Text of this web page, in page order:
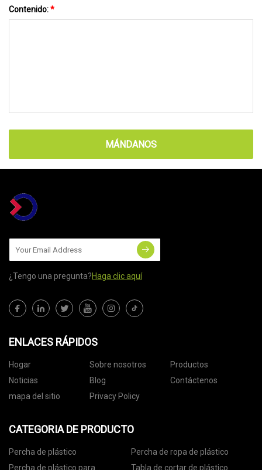
Contenido:*
MÁNDANOS
¿Tengo una pregunta?Haga clic aquí
ENLACES RÁPIDOS
Hogar Sobre nosotros
Productos
Noticias
Blog
Contáctenos
mapa del sitio
Privacy Policy
CATEGORIA DE PRODUCTO
Percha de plástico
Percha de ropa de plástico
Percha de plástico para
Tabla de cortar de plástico